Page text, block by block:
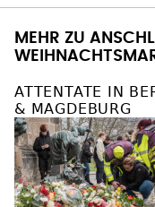
MEHR ZU
ATTENTATE IN
& MAGDEBURG